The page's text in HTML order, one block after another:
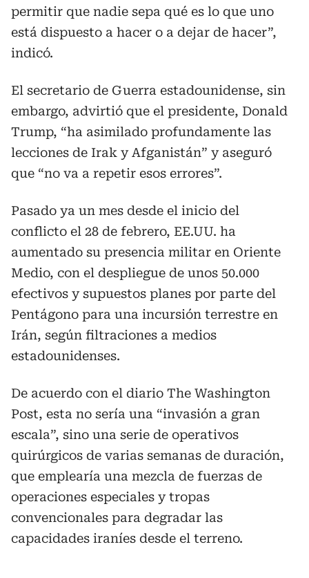
permitir que nadie sepa qué es lo que uno
está dispuesto a hacer o a dejar de hacer”,
indicó.
El secretario de Guerra estadounidense, sin
embargo, advirtió que el presidente, Donald
Trump, “ha asimilado profundamente las
lecciones de Irak y Afganistán” y aseguró
que “no va a repetir esos errores”.
Pasado ya un mes desde el inicio del
conflicto el 28 de febrero, EE.UU. ha
aumentado su presencia militar en Oriente
Medio, con el despliegue de unos 50.000
efectivos y supuestos planes por parte del
Pentágono para una incursión terrestre en
Irán, según filtraciones a medios
estadounidenses.
De acuerdo con el diario The Washington
Post, esta no sería una “invasión a gran
escala”, sino una serie de operativos
quirúrgicos de varias semanas de duración,
que emplearía una mezcla de fuerzas de
operaciones especiales y tropas
convencionales para degradar las
capacidades iraníes desde el terreno.